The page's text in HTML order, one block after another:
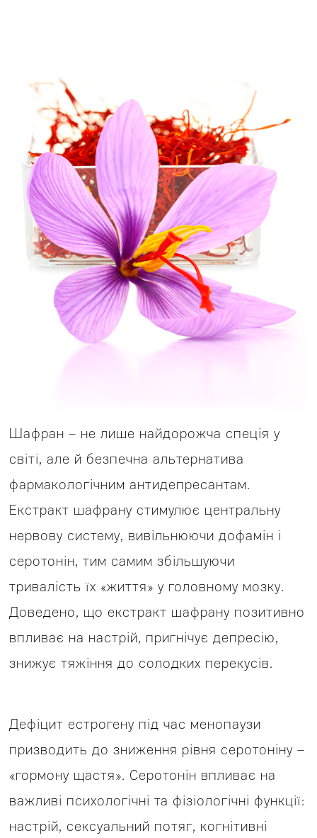
Шафран – не лише найдорожча спеція у
світі, але й безпечна альтернатива
фармакологічним антидепресантам.
Екстракт шафрану стимулює центральну
нервову систему, вивільнюючи дофамін і
серотонін, тим самим збільшуючи
тривалість їх «життя» у головному мозку.
Доведено, що екстракт шафрану позитивно
впливає на настрій, пригнічує депресію,
знижує тяжіння до солодких перекусів.
Дефіцит естрогену під час менопаузи
призводить до зниження рівня серотоніну –
«гормону щастя». Серотонін впливає на
важливі психологічні та фізіологічні функції:
настрій, сексуальний потяг, когнітивні